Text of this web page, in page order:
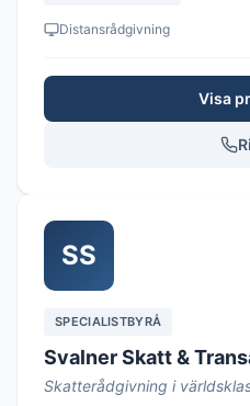
Distansrådgivning
Visa
SS
SPECIALISTBYRÅ
Svalner Skatt &
Skatterådgivning i